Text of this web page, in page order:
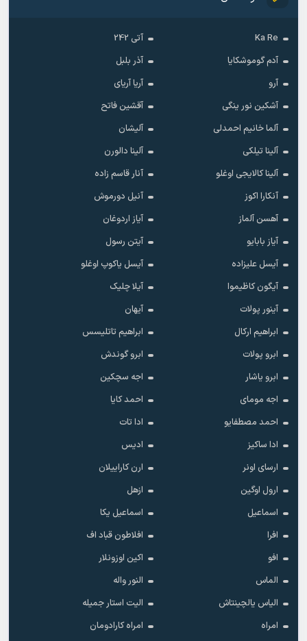
Ka Re
آتی 242
آدم گوموشکایا
آذر بلبل
آرو
آریا آریای
آشکین نور ینگی
آقشین فاتح
آلما خانیم احمدلی
آلیشان
آلینا تیلکی
آلینا دالورن
آلینا کالایجی اوغلو
آنار قاسم زاده
آنکارا اکوز
آنیل دورموش
آهسن آلماز
آیاز اردوغان
آیاز بابایو
آیتن رسول
آیسل علیزاده
آیسل یاکوپ اوغلو
آیگون کاظیموا
آیلا چلیک
آینور پولات
آیهان
ابراهیم ارکال
ابراهیم تاتلیسس
ابرو پولات
ابرو گوندش
ابرو یاشار
اجه سچکین
اجه مومای
احمد کایا
احمد مصطفایو
ادا تات
ادا ساکیز
ادیس
ارسای اونر
ارن کاراییلان
ارول اوگین
ازهل
اسماعیل
اسماعیل یکا
افرا
افلاطون قباد اف
افو
اکین اوزونلار
الماس
النور واله
الیاس یالچینتاش
الیت استار جمیله
امراه
امراه کارادومان